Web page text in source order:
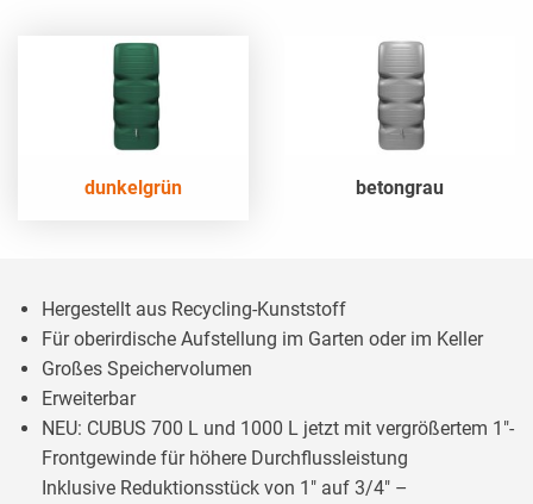
dunkelgrün betongrau
Hergestellt aus Recycling-Kunststoff
Für oberirdische Aufstellung im Garten oder im Keller
Großes Speichervolumen
Erweiterbar
NEU: CUBUS 700 L und 1000 L jetzt mit vergrößertem 1"-
Frontgewinde für höhere Durchflussleistung
Inklusive Reduktionsstück von 1" auf 3/4" –